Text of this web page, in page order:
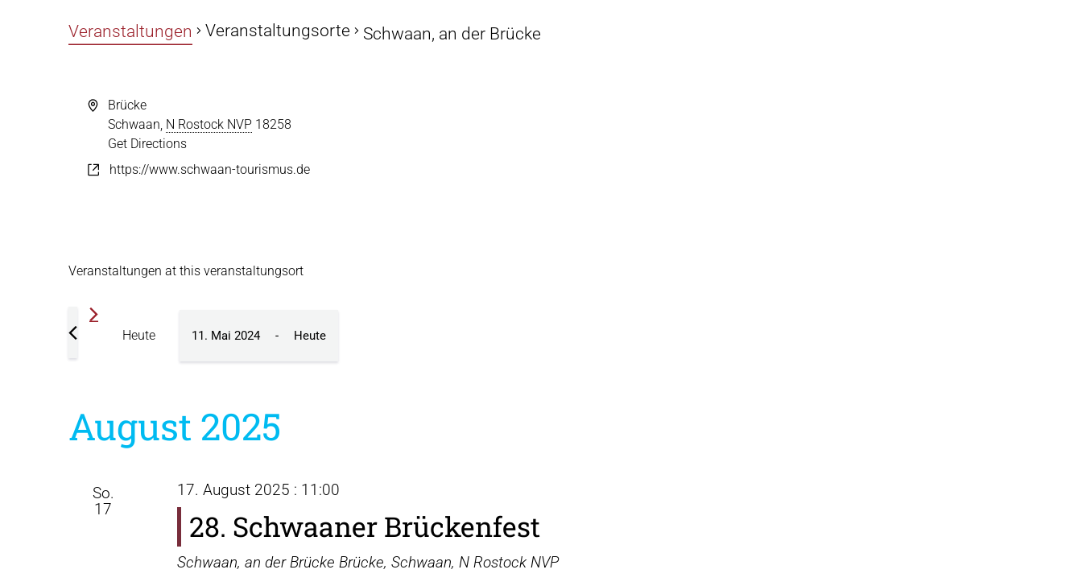
Veranstaltungen Veranstaltungsorte Schwaan, an der Brücke
Brücke
Schwaan, N Rostock NVP 18258
Get Directions
https://www.schwaan-tourismus.de
Veranstaltungen at this veranstaltungsort
Heute 11. Mai 2024 - Heute
August 2025
So.
17
17. August 2025 : 11:00
28. Schwaaner Brückenfest
Schwaan, an der BrückeBrücke, Schwaan, N Rostock NVP